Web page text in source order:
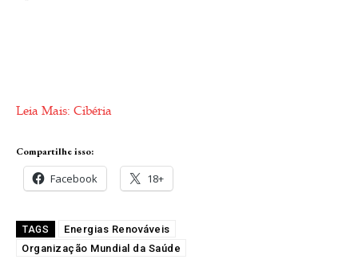
Leia Mais: Cibéria
Compartilhe isso:
Facebook 18+
TAGS
Energias Renováveis
Organização Mundial da Saúde